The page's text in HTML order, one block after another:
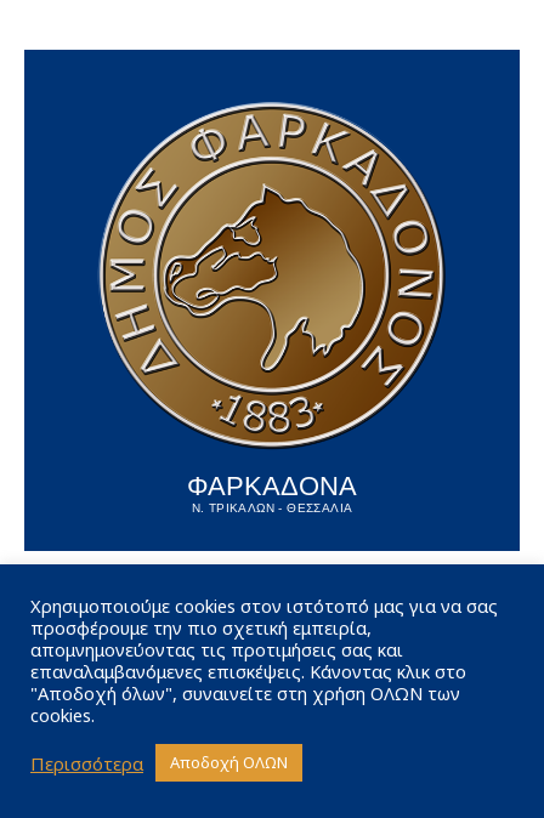
ΦΑΡΚΑΔΟΝΑ
Ν. ΤΡΙΚΑΛΩΝ - ΘΕΣΣΑΛΙΑ
Χρησιμοποιούμε cookies στον ιστότοπό μας για να σας
προσφέρουμε την πιο σχετική εμπειρία,
απομνημονεύοντας τις προτιμήσεις σας και
επαναλαμβανόμενες επισκέψεις. Κάνοντας κλικ στο
"Αποδοχή όλων", συναινείτε στη χρήση ΟΛΩΝ των
cookies.
Περισσότερα
Αποδοχή ΟΛΩΝ